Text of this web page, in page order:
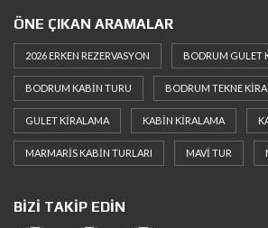
ÖNE ÇIKAN ARAMALAR
2026 ERKEN REZERVASYON BODRUM GULET
BODRUM KABIN TURU BODRUM TEKNE
GULET KIRALAMA KABIN KIRALAMA
MARMARIS KABIN TURLARI MAVI TUR
BIZI TAKIP EDIN